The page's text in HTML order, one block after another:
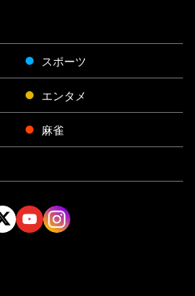
スポーツ
エンタメ
麻雀